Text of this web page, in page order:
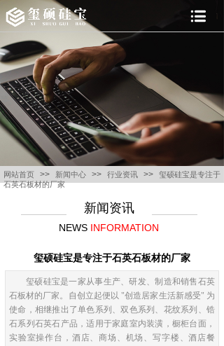
网站首页 >> 新闻中心 >> 行业资讯 >>
玺硕硅宝是专注于
石英石板材的厂家
新闻资讯
NEWS INFORMATION
玺硕硅宝是专注于石英石板材的厂家
玺硕硅宝是一家从事生产、研发、制造和销售石英
石板材的厂家。自创立起便以 "创造居家生活新感受" 为
使命，相继推出了单色系列、双色系列、花纹系列、锆
石系列石英石产品，适用于家庭室内装潢，橱柜台面，
实验室操作台，酒店、商场、机场、写字楼、酒店餐